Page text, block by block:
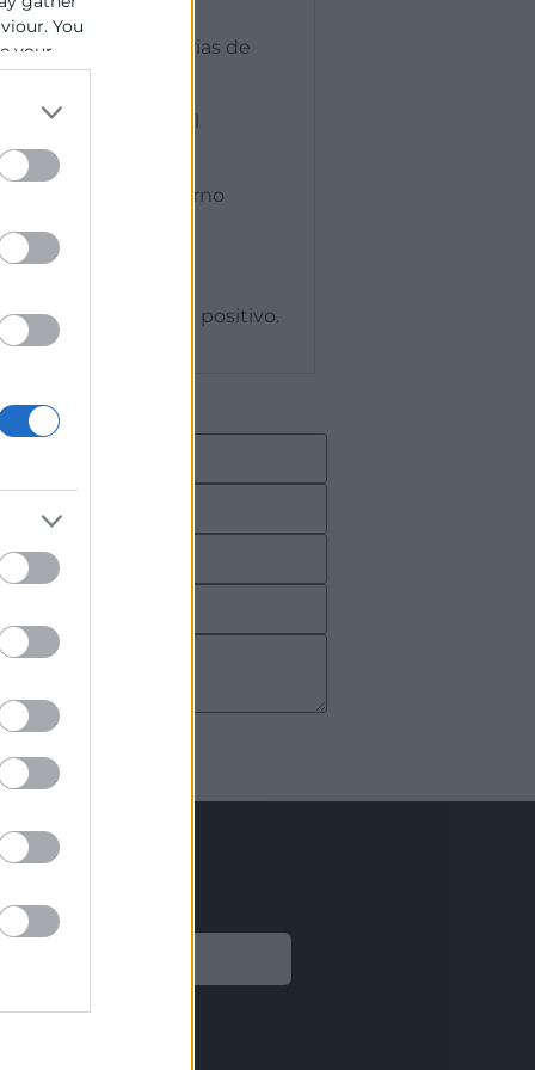
You
your(informes, memorias de
la estabilidad y el
un entorno
la plantilla.
de impacto social positivo.
Aviso legal